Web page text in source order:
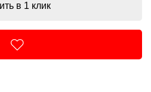
в 1 клик